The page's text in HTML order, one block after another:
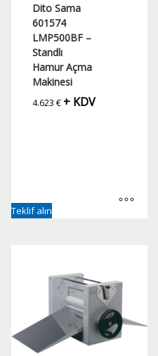
Dito Sama
601574
LMP500BF –
Standlı
Hamur Açma
Makinesi
4.623 € + KDV
Teklif alın